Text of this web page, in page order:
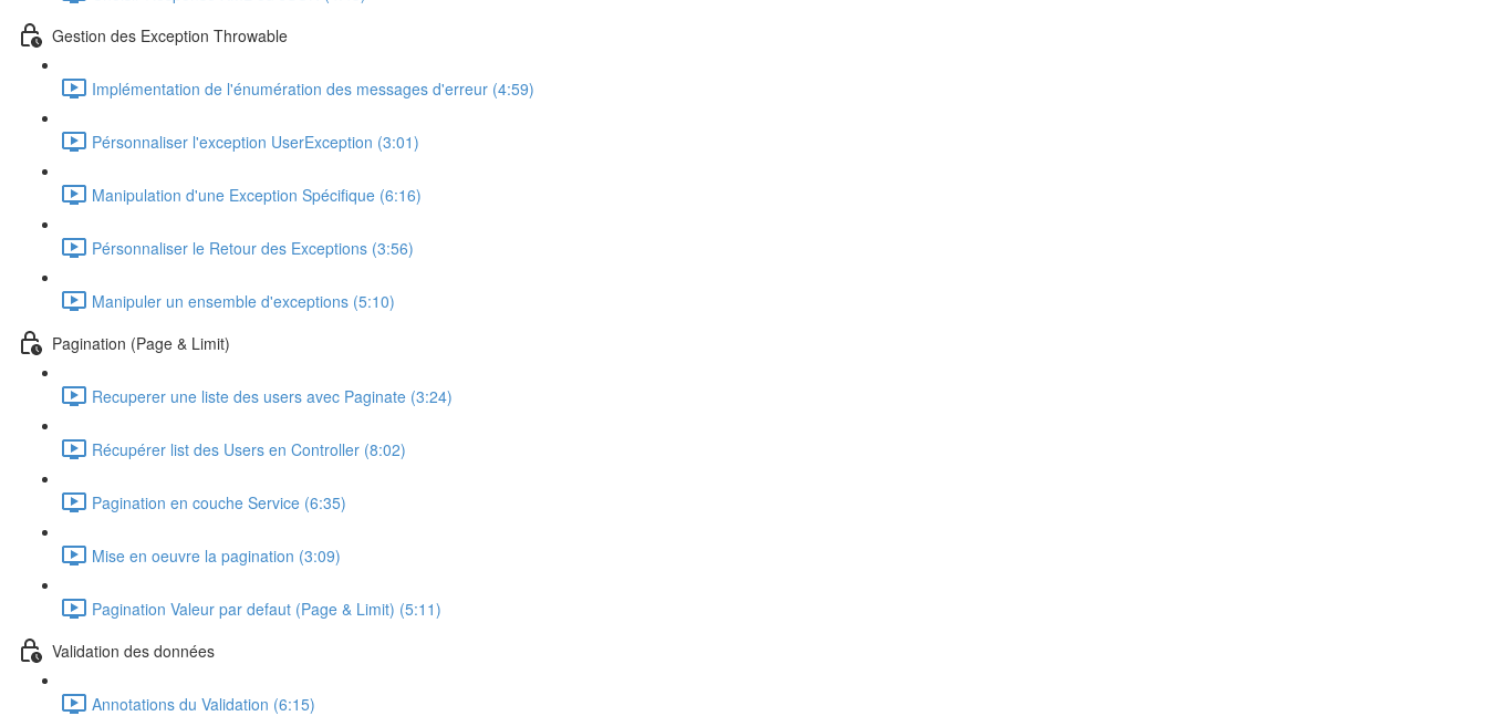
Gestion des Exception Throwable
Implémentation de l'énumération des messages d'erreur (4:59)
Pérsonnaliser l'exception UserException (3:01)
Manipulation d'une Exception Spécifique (6:16)
Pérsonnaliser le Retour des Exceptions (3:56)
Manipuler un ensemble d'exceptions (5:10)
Pagination (Page & Limit)
Recuperer une liste des users avec Paginate (3:24)
Récupérer list des Users en Controller (8:02)
Pagination en couche Service (6:35)
Mise en oeuvre la pagination (3:09)
Pagination Valeur par defaut (Page & Limit) (5:11)
Validation des données
Annotations du Validation (6:15)